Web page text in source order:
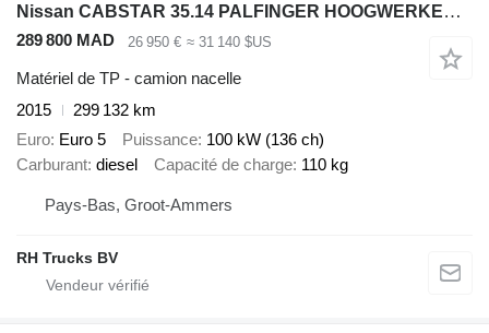
Nissan CABSTAR 35.14 PALFINGER HOOGWERKER 20 METER
289 800 MAD 26 950 € ≈ 31 140 $US
Matériel de TP - camion nacelle
2015
299 132 km
Euro Euro 5 Puissance 100 kW (136 ch)
Carburant diesel Capacité de charge 110 kg
Pays-Bas, Groot-Ammers
RH Trucks BV